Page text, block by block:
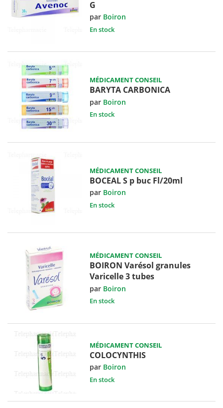
G
par Boiron
En stock
MÉDICAMENT CONSEIL
BARYTA CARBONICA
par Boiron
En stock
MÉDICAMENT CONSEIL
BOCEAL S p buc Fl/20ml
par Boiron
En stock
MÉDICAMENT CONSEIL
BOIRON Varésol granules
Varicelle 3 tubes
par Boiron
En stock
MÉDICAMENT CONSEIL
COLOCYNTHIS
par Boiron
En stock